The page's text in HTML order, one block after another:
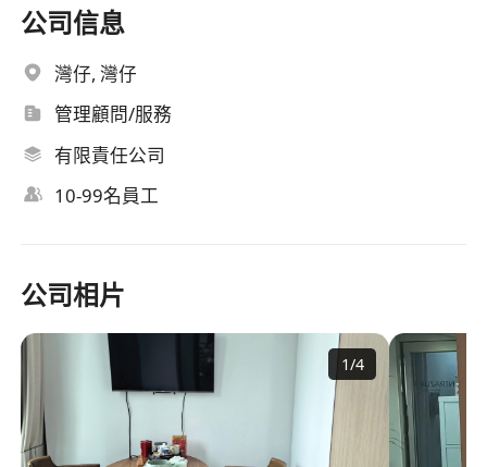
公司信息
灣仔, 灣仔
管理顧問/服務
有限責任公司
10-99名員工
公司相片
1/4